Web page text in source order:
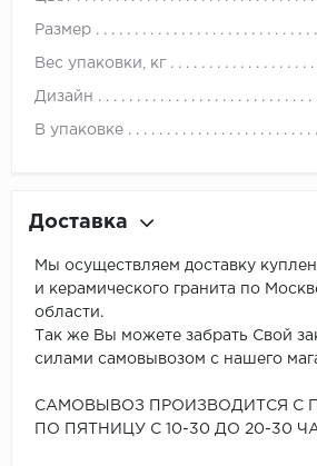
Размер
Вес упаковки, кг
Дизайн
В упаковке
Доставка
Мы осуществляем доставку
и керамического гранита по
области.
Так же Вы можете забрать Свой
силами самовывозом с нашего
САМОВЫВОЗ ПРОИЗВОДИТСЯ С
ПО ПЯТНИЦУ С 10-30 ДО 20-30